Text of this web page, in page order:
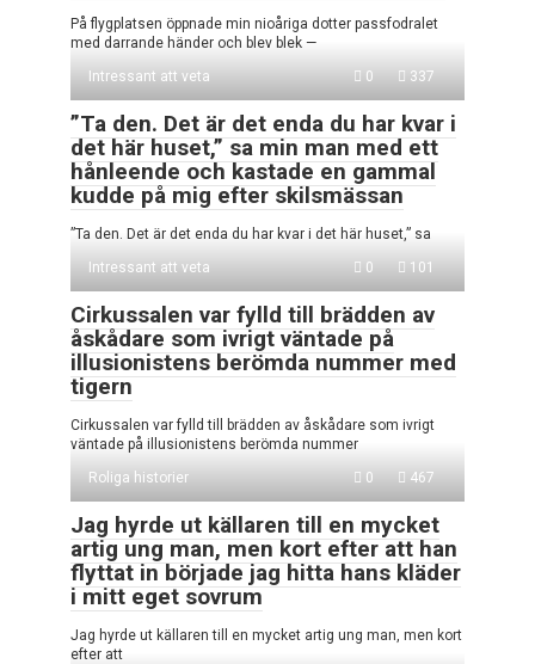
På flygplatsen öppnade min nioåriga dotter passfodralet
med darrande händer och blev blek —
Intressant att veta
0 337
”Ta den. Det är det enda du har kvar i
det här huset,” sa min man med ett
hånleende och kastade en gammal
kudde på mig efter skilsmässan
”Ta den. Det är det enda du har kvar i det här huset,” sa
Intressant att veta
0 101
Cirkussalen var fylld till brädden av
åskådare som ivrigt väntade på
illusionistens berömda nummer med
tigern
Cirkussalen var fylld till brädden av åskådare som ivrigt
väntade på illusionistens berömda nummer
Roliga historier
0 467
Jag hyrde ut källaren till en mycket
artig ung man, men kort efter att han
flyttat in började jag hitta hans kläder
i mitt eget sovrum
Jag hyrde ut källaren till en mycket artig ung man, men kort
efter att